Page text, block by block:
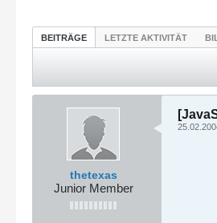
BEITRÄGE LETZTE AKTIVITÄT
thetexas
Junior Member